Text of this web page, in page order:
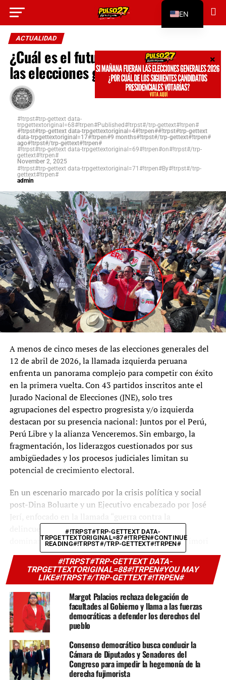
ACTUALIDAD
¿Cuál es el futuro de la izquierda en
las elecciones generales 2026?
#!trpst#trp-gettext data-
trpgettextoriginal=68#!trpen#Published#!trpst#/trp-gettext#!trpen#
#!trpst#trp-gettext data-trpgettextoriginal=4#!trpen##!trpst#trp-gettext
data-trpgettextoriginal=17#!trpen#9 months#!trpst#/trp-gettext#!trpen#
ago#!trpst#/trp-gettext#!trpen#
#!trpst#trp-gettext data-trpgettextoriginal=69#!trpen#on#!trpst#/trp-
gettext#!trpen#
November 2, 2025
#!trpst#trp-gettext data-trpgettextoriginal=71#!trpen#By#!trpst#/trp-
gettext#!trpen#
admin
A menos de cinco meses de las elecciones generales del
12 de abril de 2026, la llamada izquierda peruana
enfrenta un panorama complejo para competir con éxito
en la primera vuelta. Con 43 partidos inscritos ante el
Jurado Nacional de Elecciones (JNE), solo tres
agrupaciones del espectro progresista y/o izquierda
destacan por su presencia nacional: Juntos por el Perú,
Perú Libre y la alianza Venceremos. Sin embargo, la
fragmentación, los liderazgos cuestionados por sus
ambigüedades y los procesos judiciales limitan su
potencial de crecimiento electoral.
En un escenario marcado por la crisis política y social
post-Dina Boluarte y un Ejecutivo encabezado por José
Jerí, enfocado en la llamada “guerra contra la
delincuencia”, la derecha mantiene una posición
dominante: Rafael López Aliaga (10%) y Keiko Fujimori
(8%) encabezan las preferencias, según Ipsos (octubre
2025). En conjunto, aparentemente las opciones
progresistas y de izquierda no superan el 15% de
intención de voto, reflejando una pérdida de influencia
en amplios sectores urbanos y de clase media, por falta
de la unidad bajo un liderazgo claro, principalmente.
Perú Libre, liderado por Vladimir Cerrón, mantiene una
base electoral andina cercana al 2%, con un discurso
antisistema que conserva arraigo en el sur y centro del
país. Pero Cerrón, inscrito como precandidato
#!TRPST#TRP-GETTEXT DATA-
TRPGETTEXTORIGINAL=87#!TRPEN#CONTINUE
READING#!TRPST#/TRP-GETTEXT#!TRPEN#
#!TRPST#TRP-GETTEXT DATA-
TRPGETTEXTORIGINAL=88#!TRPEN#YOU MAY
LIKE#!TRPST#/TRP-GETTEXT#!TRPEN#
Margot Palacios rechaza delegación de
facultades al Gobierno y llama a las fuerzas
democráticas a defender los derechos del
pueblo
Consenso democrático busca conducir la
Cámara de Diputados y Senadores del
Congreso para impedir la hegemonía de la
derecha fujimorista
#!trpst#trp-gettext data-
trpgettextoriginal=312#!trpen#Go to mobile
version#!trpst#/trp-gettext#!trpen#
EN
ES